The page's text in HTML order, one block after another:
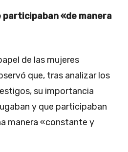
participaban «de manera
de las mujeres
que, tras analizar los
su importancia
y que participaban
manera «constante y